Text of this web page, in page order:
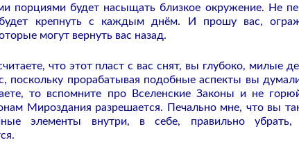
порциями будет насыщать близкое окружение. Не
крепнуть с каждым днём. И прошу вас,
могут вернуть вас назад.
что этот пласт с вас снят, вы глубоко, милые
поскольку прорабатывая подобные аспекты вы
то вспомните про Вселенские Законы и не
Мироздания разрешается. Печально мне, что вы
элементы внутри, в себе, правильно